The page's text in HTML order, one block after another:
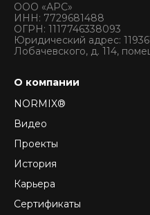
ООО «АРС»
ИНН: 7729681488
ОГРН: 1117746338093
Юридический адрес:
Лобачевского, д. 114,
О компании
NORMIX®
Видео
Проекты
История
Карьера
Сертификаты